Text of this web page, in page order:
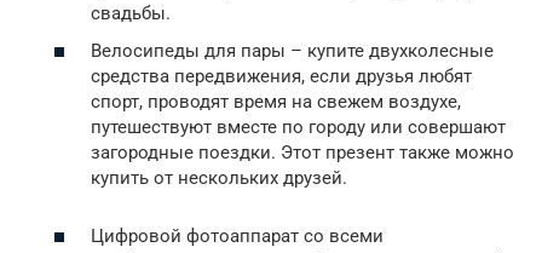
свадьбы.
Велосипеды для пары – купите двухколесные
средства передвижения, если друзья любят
спорт, проводят время на свежем воздухе,
путешествуют вместе по городу или совершают
загородные поездки. Этот презент также можно
купить от нескольких друзей.
Цифровой фотоаппарат со всеми